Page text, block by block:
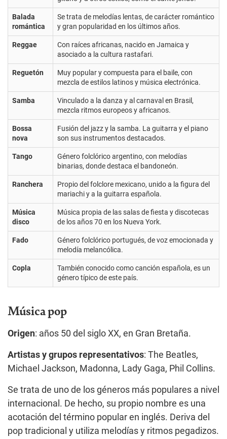
Balada
romántica
Se trata de melodías lentas, de carácter romántico
y gran popularidad en los últimos años.
Reggae
Con raíces africanas, nacido en Jamaica y
asociado a la cultura rastafari.
Reguetón
Muy popular y compuesta para el baile, con
mezcla de estilos latinos y música electrónica.
Samba
Vinculado a la danza y al carnaval en Brasil,
mezcla ritmos europeos y africanos.
Bossa
nova
Fusión del jazz y la samba. La guitarra y el piano
son sus instrumentos destacados.
Tango
Género folclórico argentino, con melodías
binarias, donde destaca el bandoneón.
Ranchera
Propio del folclore mexicano, unido a la figura del
mariachi y a la guitarra española.
Música
disco
Música propia de las salas de fiesta y discotecas
de los años 70 en los Nueva York.
Fado
Género folclórico portugués, de voz emocionada y
melodía melancólica.
Copla
También conocido como canción española, es un
género típico de este país.
Música pop
Origen: años 50 del siglo XX, en Gran Bretaña.
Artistas y grupos representativos: The Beatles,
Michael Jackson, Madonna, Lady Gaga, Phil Collins.
Se trata de uno de los géneros más populares a nivel
internacional. De hecho, su propio nombre es una
acotación del término popular en inglés. Deriva del
pop tradicional y utiliza melodías y ritmos pegadizos.